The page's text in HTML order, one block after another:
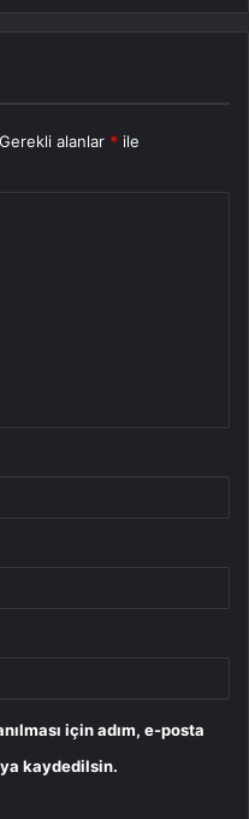
Gerekli alanlar * ile
için adım, e-posta
kaydedilsin.